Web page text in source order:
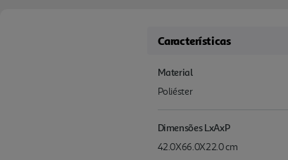
Características
Material
Poliéster
Dimensões LxAxP
42.0X66.0X22.0 cm